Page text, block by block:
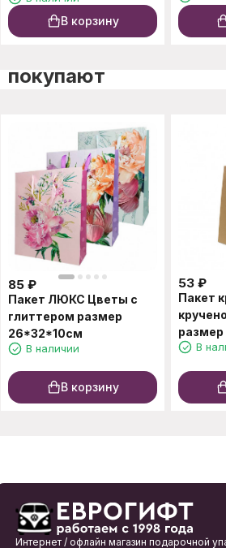
В корзину
покупают
85 ₽
Пакет ЛЮКС Цветы с
глиттером размер
26*32*10см
В наличии
В корзину
53 ₽
Пакет
В
Интернет / офлайн магазин подарочной